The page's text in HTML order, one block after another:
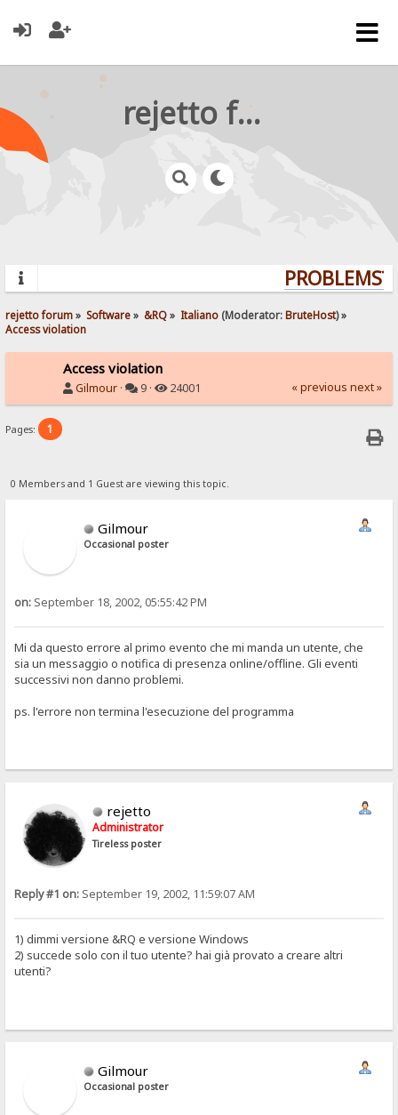
rejetto forum
PROBLEMS?
rejetto forum» Software» &RQ» Italiano (Moderator:BruteHost) »
Access violation
Access violation
Gilmour · 9 · 24001 « previous next »
Pages: 1
0 Members and 1 Guest are viewing this topic.
Gilmour
Occasional poster
on: September 18, 2002, 05:55:42 PM
Mi da questo errore al primo evento che mi manda un utente, che
sia un messaggio o notifica di presenza online/offline. Gli eventi
successivi non danno problemi.
ps. l'errore non termina l'esecuzione del programma
rejetto
Administrator
Tireless poster
Reply #1 on: September 19, 2002, 11:59:07 AM
1) dimmi versione &RQ e versione Windows
2) succede solo con il tuo utente? hai già provato a creare altri
utenti?
Gilmour
Occasional poster